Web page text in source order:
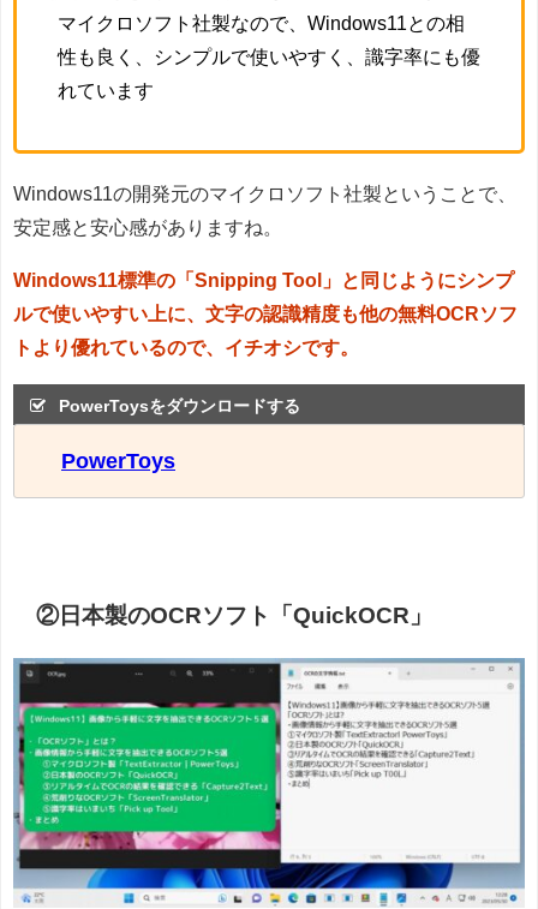
マイクロソフト社製なので、Windows11との相
性も良く、シンプルで使いやすく、識字率にも優
れています
Windows11の開発元のマイクロソフト社製ということで、
安定感と安心感がありますね。
Windows11標準の「Snipping Tool」と同じようにシンプ
ルで使いやすい上に、文字の認識精度も他の無料OCRソフ
トより優れているので、イチオシです。
PowerToysをダウンロードする
PowerToys
②日本製のOCRソフト「QuickOCR」